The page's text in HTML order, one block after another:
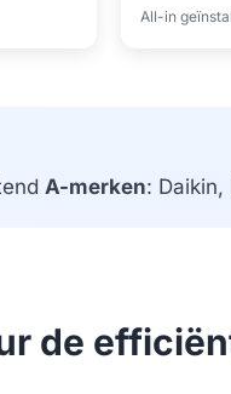
All-in
A-merken:
de